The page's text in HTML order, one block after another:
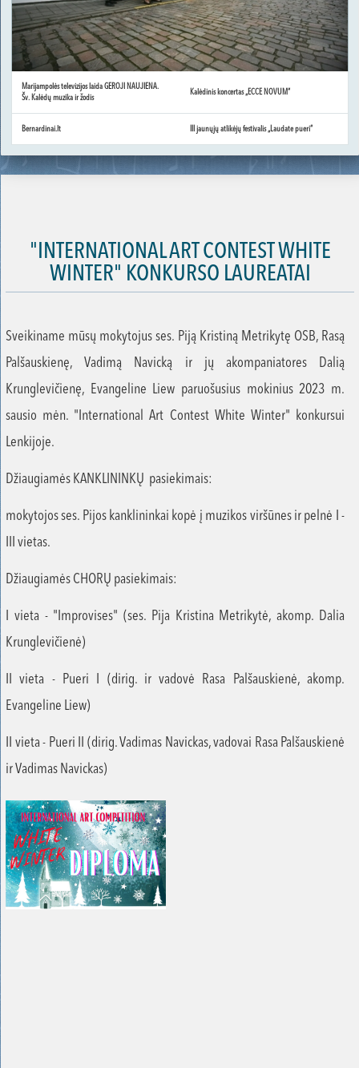
Marijampolės televizijos laida GEROJI NAUJIENA.
Šv. Kalėdų muzika ir žodis
Kalėdinis koncertas „ECCE NOVUM“
Bernardinai.lt III jaunųjų atlikėjų festivalis „Laudate pueri“
"INTERNATIONAL ART CONTEST WHITE
WINTER" KONKURSO LAUREATAI
Sveikiname mūsų mokytojus ses. Piją Kristiną Metrikytę OSB, Rasą
Palšauskienę, Vadimą Navicką ir jų akompaniatores Dalią
Krunglevičienę, Evangeline Liew paruošusius mokinius 2023 m.
sausio mėn. "International Art Contest White Winter" konkursui
Lenkijoje.
Džiaugiamės KANKLININKŲ pasiekimais:
mokytojos ses. Pijos kanklininkai kopė į muzikos viršūnes ir pelnė I -
III vietas.
Džiaugiamės CHORŲ pasiekimais:
I vieta - "Improvises" (ses. Pija Kristina Metrikytė, akomp. Dalia
Krunglevičienė)
II vieta - Pueri I (dirig. ir vadovė Rasa Palšauskienė, akomp.
Evangeline Liew)
II vieta - Pueri II (dirig. Vadimas Navickas, vadovai Rasa Palšauskienė
ir Vadimas Navickas)